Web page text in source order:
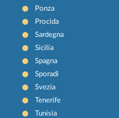
Ponza
Procida
Sardegna
Sicilia
Spagna
Sporadi
Svezia
Tenerife
Tunisia